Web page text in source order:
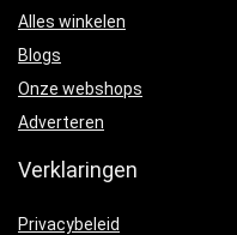
Alles winkelen
Blogs
Onze webshops
Adverteren
Verklaringen
Privacybeleid